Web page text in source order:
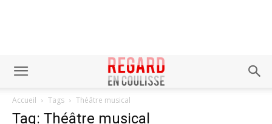
Accueil Tags Théâtre musical
Tag: Théâtre musical